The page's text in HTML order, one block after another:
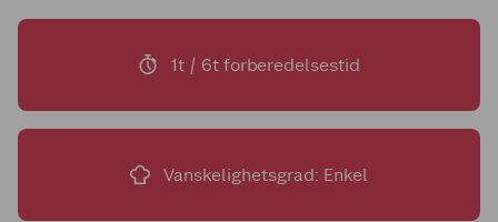
1t / 6t forberedelsestid
Vanskelighetsgrad: Enkel